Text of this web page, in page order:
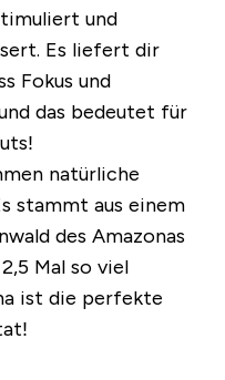
und
Es liefert dir
Fokus und
das bedeutet für
natürliche
stammt aus einem
des Amazonas
Mal so viel
ist die perfekte